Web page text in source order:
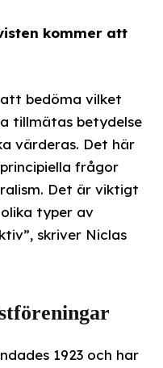
kommer att
bedöma vilket
tillmätas betydelse
värderas. Det här
frågor
Det är viktigt
typer av
skriver Niclas
1923 och har